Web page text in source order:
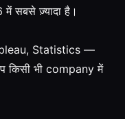
सबसे ज़्यादा है।
Statistics —
भी company में